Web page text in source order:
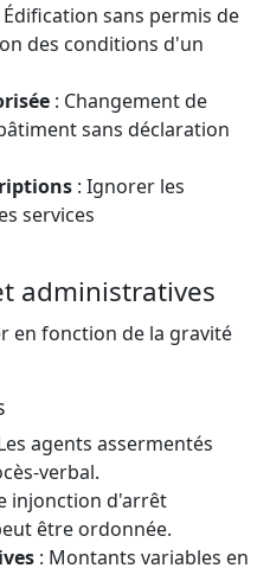
Édification sans permis de
des conditions d'un
: Changement de
sans déclaration
: Ignorer les
services
administratives
en fonction de la gravité
agents assermentés
verbal.
injonction d'arrêt
être ordonnée.
: Montants variables en